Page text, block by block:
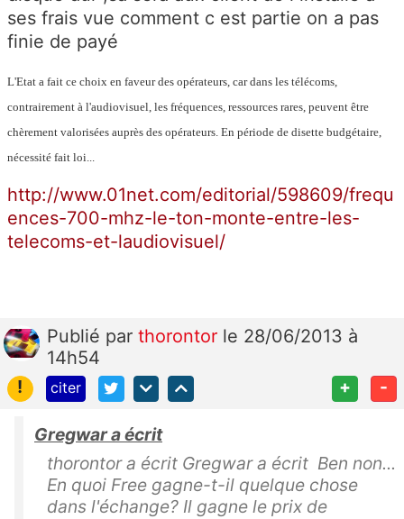
ses frais vue comment c est partie on a pas
finie de payé
L'Etat a fait ce choix en faveur des opérateurs, car dans les télécoms,
contrairement à l'audiovisuel, les fréquences, ressources rares, peuvent être
chèrement valorisées auprès des opérateurs. En période de disette budgétaire,
nécessité fait loi...
http://www.01net.com/editorial/598609/frequ
ences-700-mhz-le-ton-monte-entre-les-
telecoms-et-laudiovisuel/
Publié par thorontor le 28/06/2013 à
14h54
!
citer + -
Gregwar a écrit
thorontor a écrit Gregwar a écrit Ben non...
En quoi Free gagne-t-il quelque chose
dans l'échange? Il gagne le prix de